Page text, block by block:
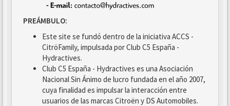
PREÁMBULO:
Este site se fundó dentro de la iniciativa ACCS -
CitröFamily, impulsada por Club C5 España -
Hydractives.
Club C5 España - Hydractives es una Asociación
Nacional Sin Ánimo de lucro fundada en el año 2007,
cuya finalidad es impulsar la interacción entre
usuarios de las marcas Citroën y DS Automobiles.